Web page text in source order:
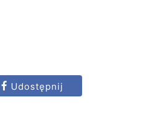
Udostępnij